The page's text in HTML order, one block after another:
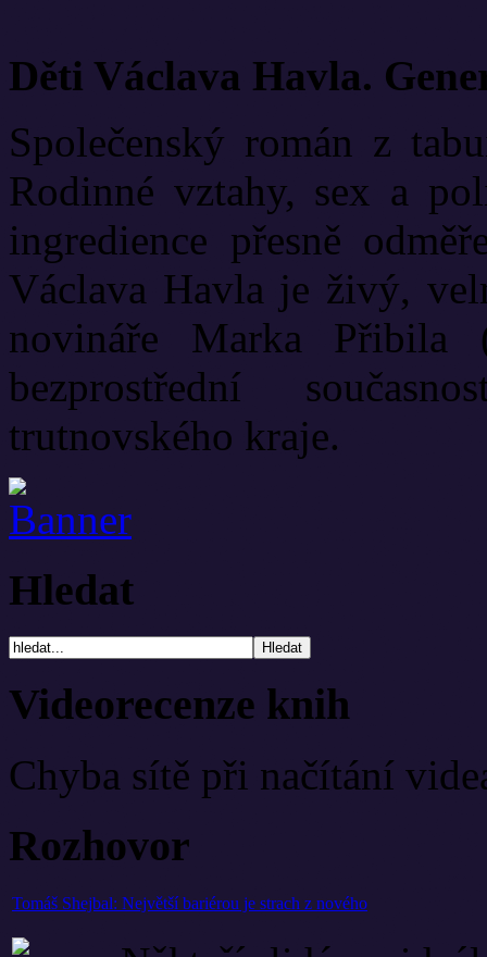
Děti Václava Havla.
Společenský román z
Rodinné vztahy, sex a
ingredience přesně
Václava Havla je živý,
novináře Marka Přibila
bezprostřední
trutnovského kraje.
Hledat
Videorecenze knih
Chyba sítě při načítání
Rozhovor
Tomáš Shejbal: Největší bariérou je strach z nového